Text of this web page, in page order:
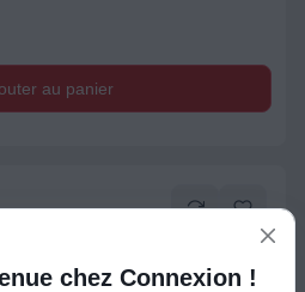
au panier
chez Connexion !